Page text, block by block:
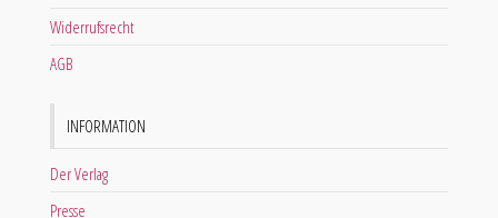
Widerrufsrecht
AGB
INFORMATION
Der Verlag
Presse